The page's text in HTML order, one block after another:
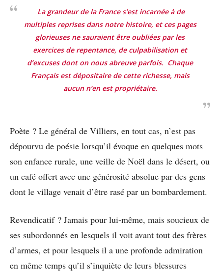
La grandeur de la France s’est incarnée à de
multiples reprises dans notre histoire, et ces pages
glorieuses ne sauraient être oubliées par les
exercices de repentance, de culpabilisation et
d’excuses dont on nous abreuve parfois. Chaque
Français est dépositaire de cette richesse, mais
aucun n’en est propriétaire.
Poète ? Le général de Villiers, en tout cas, n’est pas
dépourvu de poésie lorsqu’il évoque en quelques mots
son enfance rurale, une veille de Noël dans le désert, ou
un café offert avec une générosité absolue par des gens
dont le village venait d’être rasé par un bombardement.
Revendicatif ? Jamais pour lui-même, mais soucieux de
ses subordonnés en lesquels il voit avant tout des frères
d’armes, et pour lesquels il a une profonde admiration
en même temps qu’il s’inquiète de leurs blessures